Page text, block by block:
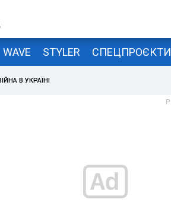
WAVE STYLER СПЕЦПРОЄКТИ
В УКРАЇНІ